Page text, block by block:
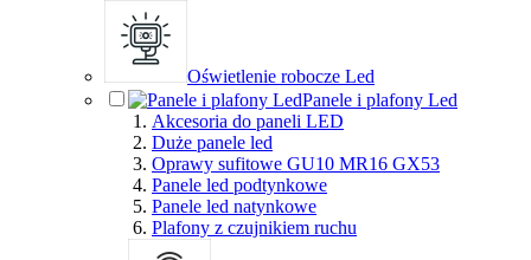
Oświetlenie robocze Led
Panele i plafony Led
Akcesoria do paneli LED
Duże panele led
Oprawy sufitowe GU10 MR16 GX53
Panele led podtynkowe
Panele led natynkowe
Plafony z czujnikiem ruchu